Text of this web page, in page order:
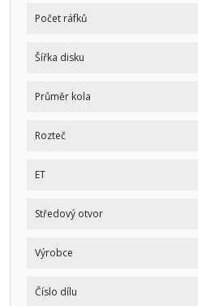
Počet ráfků
Šířka disku
Průměr kola
Rozteč
ET
Středový otvor
Výrobce
Číslo dílu